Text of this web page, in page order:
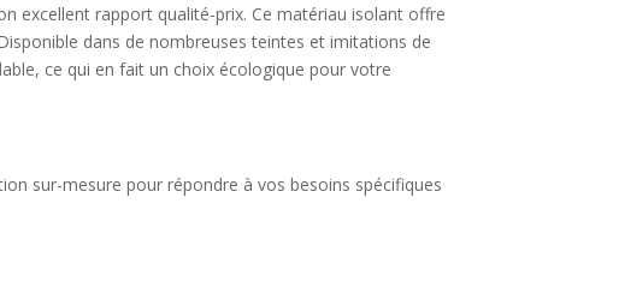
excellent rapport qualité-prix. Ce matériau isolant offre
dans de nombreuses teintes et imitations de
ce qui en fait un choix écologique pour votre
sur-mesure pour répondre à vos besoins spécifiques